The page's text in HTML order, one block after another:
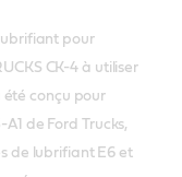
pour
CK-4 à utiliser
été conçu pour
de Ford Trucks,
de lubrifiant E6 et